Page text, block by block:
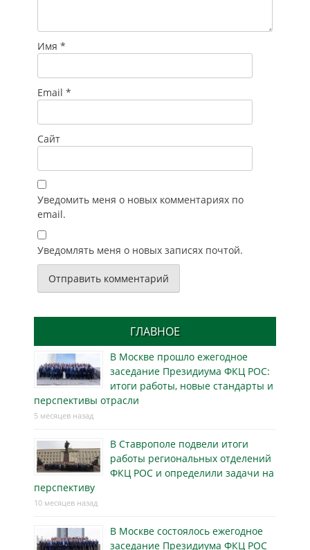
Имя *
Email *
Сайт
Уведомить меня о новых комментариях по
email.
Уведомлять меня о новых записях почтой.
ГЛАВНОЕ
В Москве прошло ежегодное
заседание Президиума ФКЦ РОС:
итоги работы, новые стандарты и
перспективы отрасли
5 месяцев назад
В Ставрополе подвели итоги
работы региональных отделений
ФКЦ РОС и определили задачи на
перспективу
10 месяцев назад
В Москве состоялось ежегодное
заседание Президиума ФКЦ РОС